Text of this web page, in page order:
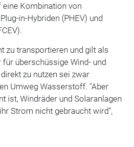
eine Kombination von
in-Hybriden (PHEV) und
zu transportieren und gilt als
überschüssige Wind- und
zu nutzen sei zwar
Umweg Wasserstoff. "Aber
ist, Windräder und Solaranlagen
Strom nicht gebraucht wird",